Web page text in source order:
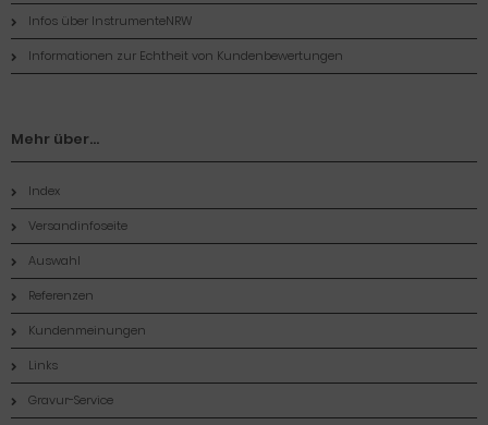
Infos über InstrumenteNRW
Informationen zur Echtheit von Kundenbewertungen
Mehr über...
Index
Versandinfoseite
Auswahl
Referenzen
Kundenmeinungen
Links
Gravur-Service